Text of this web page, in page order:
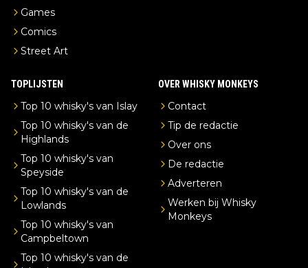
Games
Comics
Street Art
TOPLIJSTEN
Top 10 whisky's van Islay
Top 10 whisky's van de
Highlands
Top 10 whisky's van
Speyside
Top 10 whisky's van de
Lowlands
Top 10 whisky's van
Campbeltown
Top 10 whisky's van de
OVER WHISKY MONKEYS
Contact
Tip de redactie
Over ons
De redactie
Adverteren
Werken bij Whisky
Monkeys